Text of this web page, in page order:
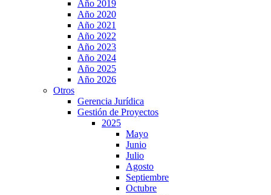
Año 2019
Año 2020
Año 2021
Año 2022
Año 2023
Año 2024
Año 2025
Año 2026
Otros
Gerencia Jurídica
Gestión de Proyectos
2025
Mayo
Junio
Julio
Agosto
Septiembre
Octubre